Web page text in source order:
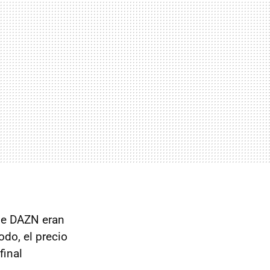
DAZN eran
el precio